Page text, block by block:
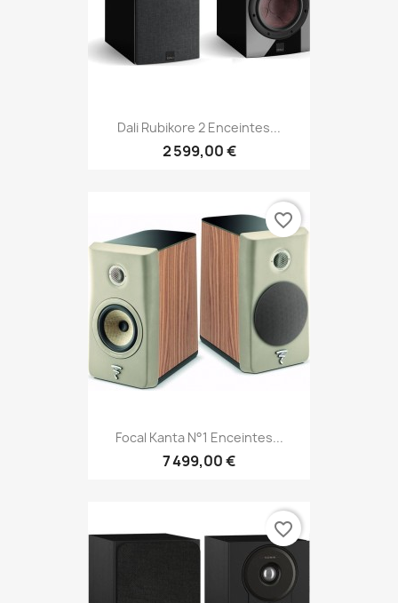
Dali Rubikore 2 Enceintes...
2 599,00 €
Focal Kanta N°1 Enceintes...
7 499,00 €
favorite_border
favorite_border